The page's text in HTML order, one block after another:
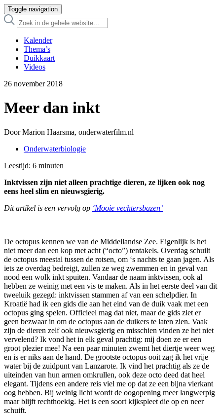
Toggle navigation
Kalender
Thema’s
Duikkaart
Videos
26 november 2018
Meer dan inkt
Door Marion Haarsma, onderwaterfilm.nl
Onderwaterbiologie
Leestijd: 6 minuten
Inktvissen zijn niet alleen prachtige dieren, ze lijken ook nog
eens heel slim en nieuwsgierig.
Dit artikel is een vervolg op ‘Mooie vechtersbazen’
De octopus kennen we van de Middellandse Zee. Eigenlijk is het
niet meer dan een kop met acht (“octo”) tentakels. Overdag schuilt
de octopus meestal tussen de rotsen, om ‘s nachts te gaan jagen. Als
iets ze overdag bedreigt, zullen ze weg zwemmen en in geval van
nood een wolk inkt spuiten. Vandaar de naam inktvissen, ook al
hebben ze weinig met een vis te maken. Als in het eerste deel van dit
tweeluik gezegd: inktvissen stammen af van een schelpdier. In
Kroatië had ik een gids die aan het eind van de duik vaak met een
octopus ging spelen. Officieel mag dat niet, maar de gids ziet er
geen bezwaar in om de octopus aan de duikers te laten zien. Vaak
zijn de dieren zelf ook nieuwsgierig en misschien vinden ze het niet
vervelend? Ik vond het in elk geval prachtig: mij doen ze er een
groot plezier mee! Na een paar minuten zwemt het diertje weer weg
en is er niks aan de hand. De grootste octopus ooit zag ik het vrije
water bij de zuidpunt van Lanzarote. Ik vind het prachtig als ze de
uiteinden van hun armen omkrullen, ook deze octo deed dat heel
elegant. Tijdens een andere reis viel me op dat ze een bijna vierkant
oog hebben. Bij weinig licht wordt de oogopening meer langwerpig
maar blijft rechthoekig. Het is een soort kijkspleet die op en neer
schuift.